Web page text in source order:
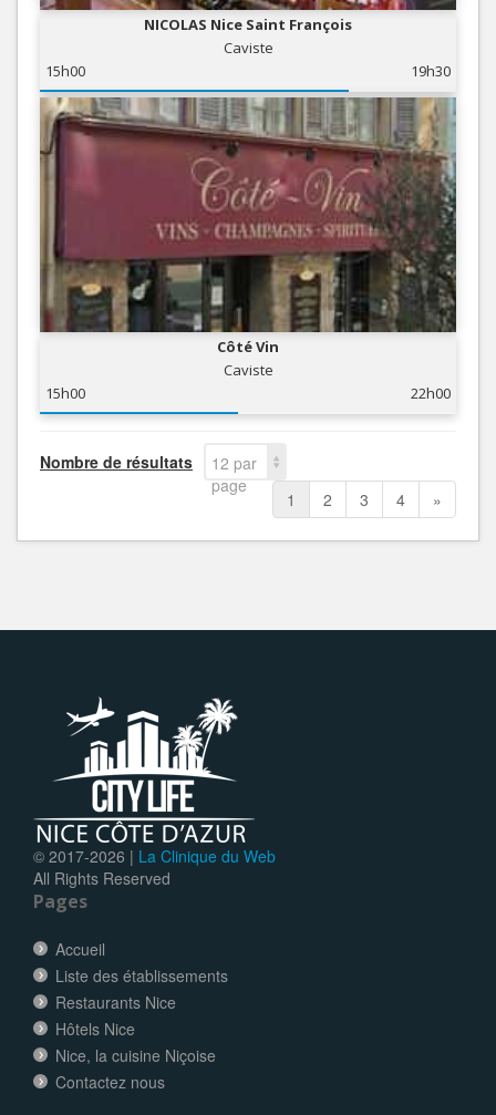
NICOLAS Nice Saint François
Caviste
15h00
19h30
Côté Vin
Caviste
15h00
22h00
Nombre de résultats
12 par
page
1 2 3 4 »
© 2017-2026 | La Clinique du Web
All Rights Reserved
Pages
Accueil
Liste des établissements
Restaurants Nice
Hôtels Nice
Nice, la cuisine Niçoise
Contactez nous